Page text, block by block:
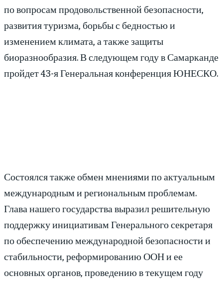
по вопросам продовольственной безопасности,
развития туризма, борьбы с бедностью и
изменением климата, а также защиты
биоразнообразия. В следующем году в Самарканде
пройдет 43-я Генеральная конференция ЮНЕСКО.
Состоялся также обмен мнениями по актуальным
международным и региональным проблемам.
Глава нашего государства выразил решительную
поддержку инициативам Генерального секретаря
по обеспечению международной безопасности и
стабильности, реформированию ООН и ее
основных органов, проведению в текущем году